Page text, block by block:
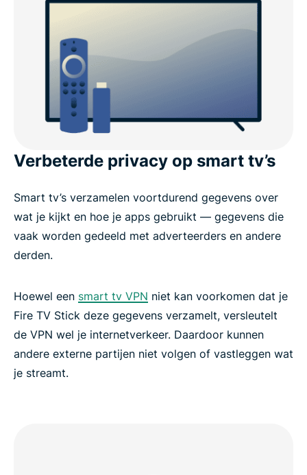
ExpressVPN voor Fire TV: de belangrijkste
ExpressVPN voor Amazon-apparaten
Waarom kiezen voor ExpressVPN boven andere
Fire TV Stick VPN’s?
Wat gebruikers zeggen over ExpressVPN
Veelgestelde vragen over Fire Stick VPN’s
Stream met vertrouwen met ExpressVPN
Verbeterde privacy op smart tv’s
Smart tv’s verzamelen voortdurend gegevens over
wat je kijkt en hoe je apps gebruikt — gegevens die
vaak worden gedeeld met adverteerders en andere
derden.
Hoewel een smart tv VPN niet kan voorkomen dat je
Fire TV Stick deze gegevens verzamelt, versleutelt
de VPN wel je internetverkeer. Daardoor kunnen
andere externe partijen niet volgen of vastleggen wat
je streamt.